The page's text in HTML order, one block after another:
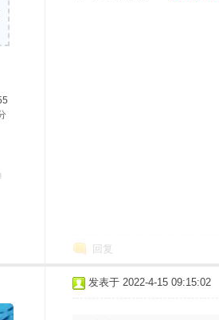
回复
发表于 2022-4-15 09:15:02